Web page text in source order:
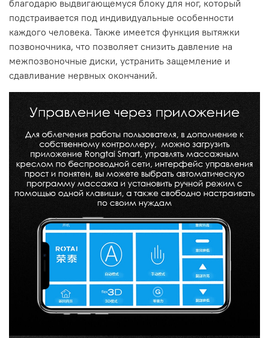
благодарю выдвигающемуся блоку для ног, который
подстраивается под индивидуальные особенности
каждого человека. Также имеется функция вытяжки
позвоночника, что позволяет снизить давление на
межпозвоночные диски, устранить защемление и
сдавливание нервных окончаний.